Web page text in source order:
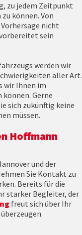
zu jedem Zeitpunkt
können. Von
nicht
sein
werden wir
aller Art.
wir Ihnen im
Gerne
sich zukünftig keine
müssen.
Hoffmann
und der
Sie Kontakt zu
Bereits für die
starker Begleiter, der
freut sich über Ihr